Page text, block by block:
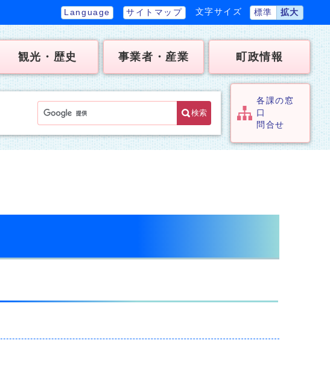
Language サイトマップ 文字サイズ 標準 拡大
観光・歴史 事業者・産業 町政情報
検索
各課の窓
口
問合せ